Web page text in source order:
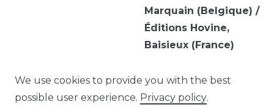
Marquain (Belgique) /
Éditions Hovine,
Baisieux (France)
Number of pages
252 pages
We use cookies to provide you with the best
possible user experience. Privacy policy.